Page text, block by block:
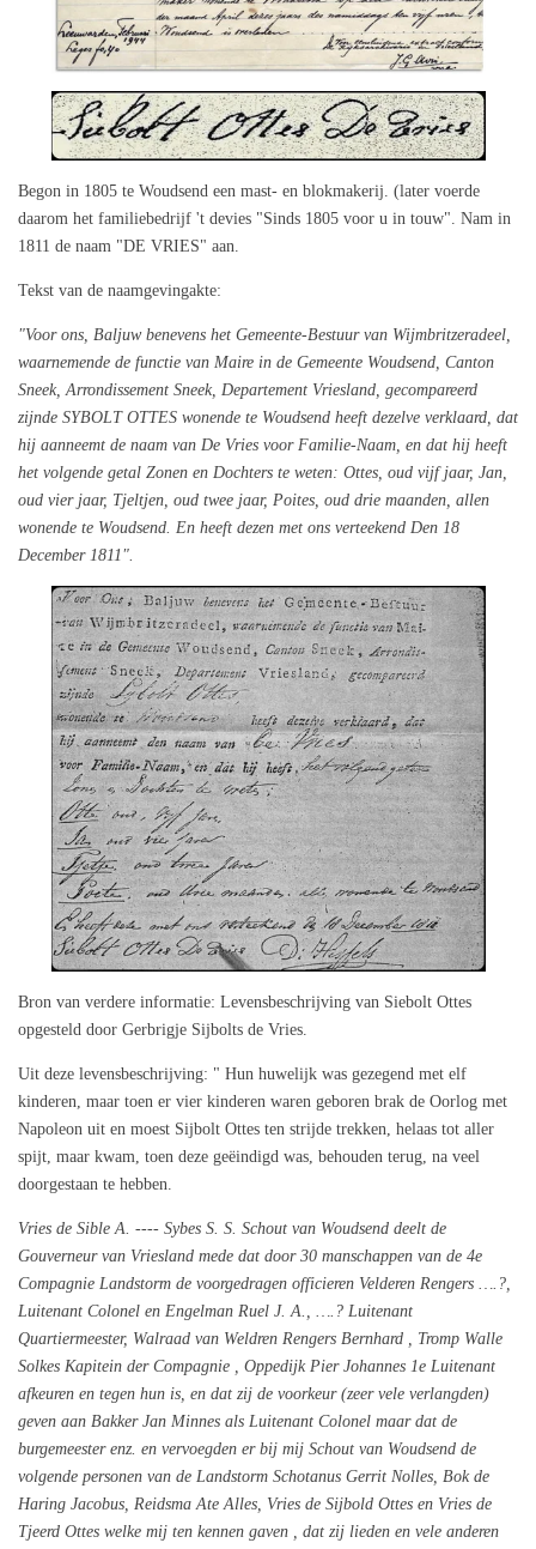
Begon in 1805 te Woudsend een mast‑ en blokmakerij. (later voerde
daarom het familiebedrijf 't devies "Sinds 1805 voor u in touw". Nam in
1811 de naam "DE VRIES" aan.
Tekst van de naamgevingakte:
"Voor ons, Baljuw benevens het Gemeente‑Bestuur van Wijmbritzeradeel,
waarnemende de functie van Maire in de Gemeente Woudsend, Canton
Sneek, Arrondissement Sneek, Departement Vriesland, gecompareerd
zijnde SYBOLT OTTES wonende te Woudsend heeft dezelve verklaard, dat
hij aanneemt de naam van De Vries voor Familie‑Naam, en dat hij heeft
het volgende getal Zonen en Dochters te weten: Ottes, oud vijf jaar, Jan,
oud vier jaar, Tjeltjen, oud twee jaar, Poites, oud drie maanden, allen
wonende te Woudsend. En heeft dezen met ons verteekend Den 18
December 1811".
Bron van verdere informatie: Levensbeschrijving van Siebolt Ottes
opgesteld door Gerbrigje Sijbolts de Vries.
Uit deze levensbeschrijving: " Hun huwelijk was gezegend met elf
kinderen, maar toen er vier kinderen waren geboren brak de Oorlog met
Napoleon uit en moest Sijbolt Ottes ten strijde trekken, helaas tot aller
spijt, maar kwam, toen deze geëindigd was, behouden terug, na veel
doorgestaan te hebben.
Vries de Sible A. ---- Sybes S. S. Schout van Woudsend deelt de
Gouverneur van Vriesland mede dat door 30 manschappen van de 4e
Compagnie Landstorm de voorgedragen officieren Velderen Rengers ….?,
Luitenant Colonel en Engelman Ruel J. A., ….? Luitenant
Quartiermeester, Walraad van Weldren Rengers Bernhard , Tromp Walle
Solkes Kapitein der Compagnie , Oppedijk Pier Johannes 1e Luitenant
afkeuren en tegen hun is, en dat zij de voorkeur (zeer vele verlangden)
geven aan Bakker Jan Minnes als Luitenant Colonel maar dat de
burgemeester enz. en vervoegden er bij mij Schout van Woudsend de
volgende personen van de Landstorm Schotanus Gerrit Nolles, Bok de
Haring Jacobus, Reidsma Ate Alles, Vries de Sijbold Ottes en Vries de
Tjeerd Ottes welke mij ten kennen gaven , dat zij lieden en vele anderen